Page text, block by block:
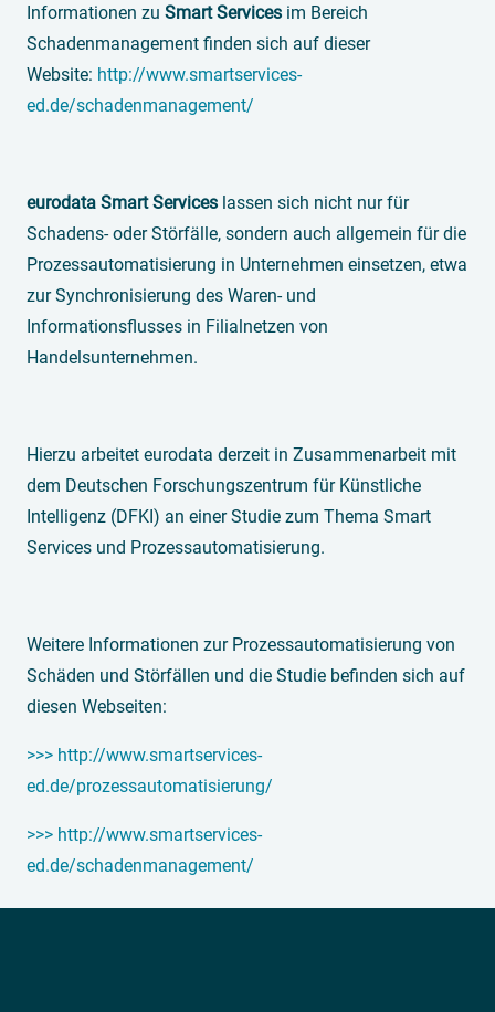
Informationen zu Smart Services im Bereich
Schadenmanagement finden sich auf dieser
Website: http://www.smartservices-
ed.de/schadenmanagement/
eurodata Smart Services lassen sich nicht nur für
Schadens- oder Störfälle, sondern auch allgemein für die
Prozessautomatisierung in Unternehmen einsetzen, etwa
zur Synchronisierung des Waren- und
Informationsflusses in Filialnetzen von
Handelsunternehmen.
Hierzu arbeitet eurodata derzeit in Zusammenarbeit mit
dem Deutschen Forschungszentrum für Künstliche
Intelligenz (DFKI) an einer Studie zum Thema Smart
Services und Prozessautomatisierung.
Weitere Informationen zur Prozessautomatisierung von
Schäden und Störfällen und die Studie befinden sich auf
diesen Webseiten:
>>> http://www.smartservices-
ed.de/prozessautomatisierung/
>>> http://www.smartservices-
ed.de/schadenmanagement/